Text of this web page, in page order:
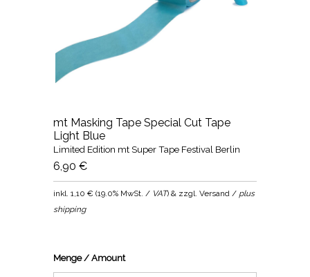
mt Masking Tape Special Cut Tape
Light Blue
Limited Edition mt Super Tape Festival Berlin
6,90 €
inkl.1,10 € (19.0% MwSt. / VAT) & zzgl. Versand / plus
shipping
Menge / Amount